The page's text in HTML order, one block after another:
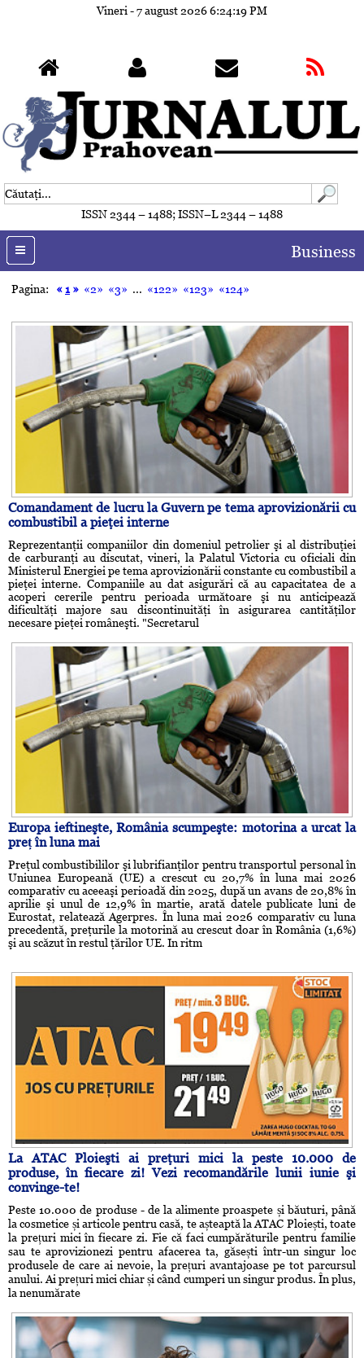
Vineri - 7 august 20266:24:21 PM
ISSN 2344 – 1488; ISSN–L 2344 – 1488
Business
Pagina: «1» «2» «3» ... «122» «123» «124»
Comandament de lucru la Guvern pe tema aprovizionării cu
combustibil a pieţei interne
Reprezentanţii companiilor din domeniul petrolier şi al distribuţiei
de carburanţi au discutat, vineri, la Palatul Victoria cu oficiali din
Ministerul Energiei pe tema aprovizionării constante cu combustibil a
pieţei interne. Companiile au dat asigurări că au capacitatea de a
acoperi cererile pentru perioada următoare şi nu anticipează
dificultăţi majore sau discontinuităţi în asigurarea cantităţilor
necesare pieţei româneşti. "Secretarul
Europa ieftineşte, România scumpeşte: motorina a urcat la
preț în luna mai
Preţul combustibililor şi lubrifianţilor pentru transportul personal în
Uniunea Europeană (UE) a crescut cu 20,7% în luna mai 2026
comparativ cu aceeaşi perioadă din 2025, după un avans de 20,8% în
aprilie şi unul de 12,9% în martie, arată datele publicate luni de
Eurostat, relatează Agerpres. În luna mai 2026 comparativ cu luna
precedentă, preţurile la motorină au crescut doar în România (1,6%)
şi au scăzut în restul ţărilor UE. In ritm
La ATAC Ploieşti ai preţuri mici la peste 10.000 de
produse, în fiecare zi! Vezi recomandările lunii iunie şi
convinge-te!
Peste 10.000 de produse - de la alimente proaspete și băuturi, până
la cosmetice și articole pentru casă, te așteaptă la ATAC Ploiești, toate
la prețuri mici în fiecare zi. Fie că faci cumpărăturile pentru familie
sau te aprovizionezi pentru afacerea ta, găsești într-un singur loc
produsele de care ai nevoie, la prețuri avantajoase pe tot parcursul
anului. Ai prețuri mici chiar și când cumperi un singur produs. În plus,
la nenumărate